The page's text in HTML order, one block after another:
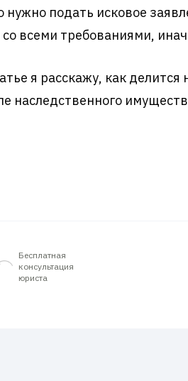
подать исковое
всеми требованиями,
я расскажу, как делится
наследственного
Бесплатная
консультация
юриста